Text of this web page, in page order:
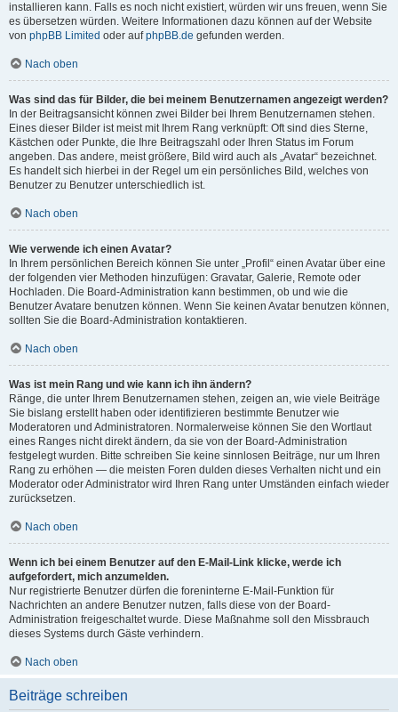
installieren kann. Falls es noch nicht existiert, würden wir uns freuen, wenn Sie
es übersetzen würden. Weitere Informationen dazu können auf der Website
von phpBB Limited oder aufphpBB.de gefunden werden.
Nach oben
Was sind das für Bilder, die bei meinem Benutzernamen angezeigt werden?
In der Beitragsansicht können zwei Bilder bei Ihrem Benutzernamen stehen.
Eines dieser Bilder ist meist mit Ihrem Rang verknüpft: Oft sind dies Sterne,
Kästchen oder Punkte, die Ihre Beitragszahl oder Ihren Status im Forum
angeben. Das andere, meist größere, Bild wird auch als „Avatar“ bezeichnet.
Es handelt sich hierbei in der Regel um ein persönliches Bild, welches von
Benutzer zu Benutzer unterschiedlich ist.
Nach oben
Wie verwende ich einen Avatar?
In Ihrem persönlichen Bereich können Sie unter „Profil“ einen Avatar über eine
der folgenden vier Methoden hinzufügen: Gravatar, Galerie, Remote oder
Hochladen. Die Board-Administration kann bestimmen, ob und wie die
Benutzer Avatare benutzen können. Wenn Sie keinen Avatar benutzen können,
sollten Sie die Board-Administration kontaktieren.
Nach oben
Was ist mein Rang und wie kann ich ihn ändern?
Ränge, die unter Ihrem Benutzernamen stehen, zeigen an, wie viele Beiträge
Sie bislang erstellt haben oder identifizieren bestimmte Benutzer wie
Moderatoren und Administratoren. Normalerweise können Sie den Wortlaut
eines Ranges nicht direkt ändern, da sie von der Board-Administration
festgelegt wurden. Bitte schreiben Sie keine sinnlosen Beiträge, nur um Ihren
Rang zu erhöhen — die meisten Foren dulden dieses Verhalten nicht und ein
Moderator oder Administrator wird Ihren Rang unter Umständen einfach wieder
zurücksetzen.
Nach oben
Wenn ich bei einem Benutzer auf den E-Mail-Link klicke, werde ich
aufgefordert, mich anzumelden.
Nur registrierte Benutzer dürfen die foreninterne E-Mail-Funktion für
Nachrichten an andere Benutzer nutzen, falls diese von der Board-
Administration freigeschaltet wurde. Diese Maßnahme soll den Missbrauch
dieses Systems durch Gäste verhindern.
Nach oben
Beiträge schreiben